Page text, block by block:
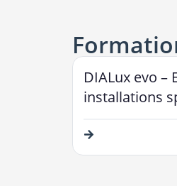
DIALux evo –
installations